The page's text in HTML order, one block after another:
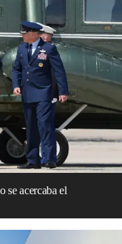
se acercaba el